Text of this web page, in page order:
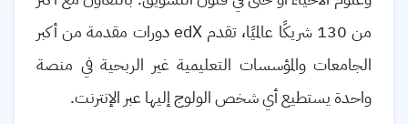
من 130 شريكًا عالميًا، تقدم edX دورات مقدمة من أكبر
الجامعات والمؤسسات التعليمية غير الربحية في منصة
واحدة يستطيع أي شخص الولوج إليها عبر الإنترنت.